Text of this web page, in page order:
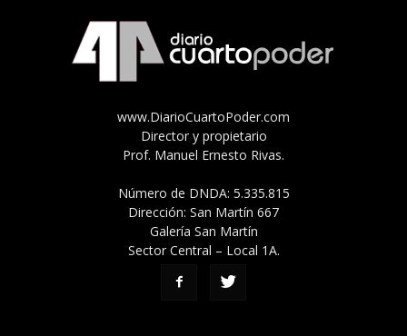
www.DiarioCuartoPoder.com
Director y propietario
Prof. Manuel Ernesto Rivas.
Número de DNDA: 5.335.815
Dirección: San Martín 667
Galería San Martín
Sector Central – Local 1A.